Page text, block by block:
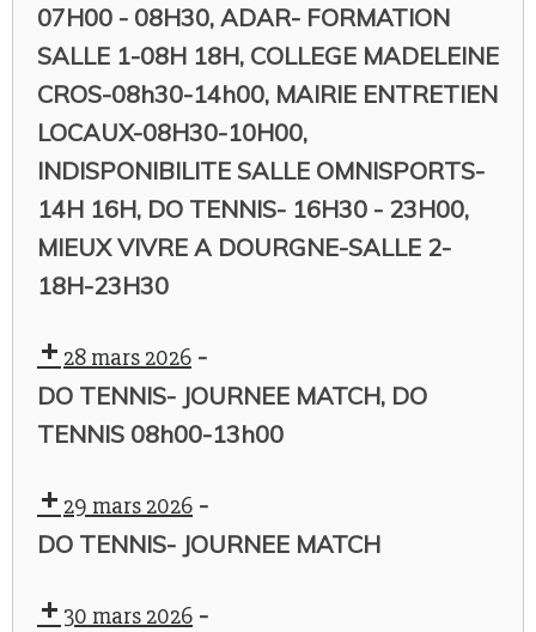
07H00 - 08H30, ADAR- FORMATION
SALLE 1-08H 18H, COLLEGE MADELEINE
CROS-08h30-14h00, MAIRIE ENTRETIEN
LOCAUX-08H30-10H00,
INDISPONIBILITE SALLE OMNISPORTS-
14H 16H, DO TENNIS- 16H30 - 23H00,
MIEUX VIVRE A DOURGNE-SALLE 2-
18H-23H30
28 mars 2026 -
DO TENNIS- JOURNEE MATCH, DO
TENNIS 08h00-13h00
29 mars 2026 -
DO TENNIS- JOURNEE MATCH
30 mars 2026 -